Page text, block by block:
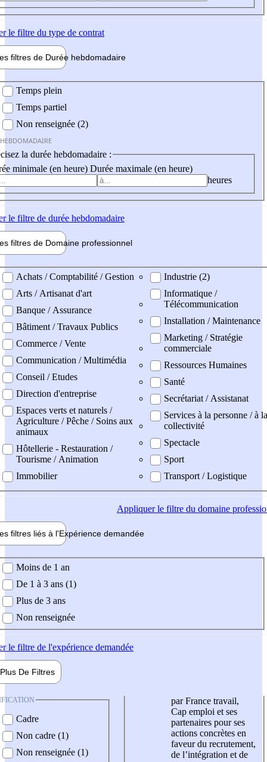
le filtre du type de contrat
filtres de Durée hebdomadaire
Temps plein
Temps partiel
Non renseignée (2)
la durée hebdomadaire :
minimale (en heure) Durée maximale (en heure)
heures
le filtre de durée hebdomadaire
filtres de Domaine professionnel
professionel
Achats / Comptabilité / Gestion
Arts / Artisanat d'art
Banque / Assurance
Bâtiment / Travaux Publics
Commerce / Vente
Communication / Multimédia
Conseil / Etudes
Direction d'entreprise
Espaces verts et naturels /
Agriculture / Pêche / Soins aux
animaux
Hôtellerie - Restauration /
Tourisme / Animation
Immobilier
Industrie (2)
Informatique /
Télécommunication
Installation / Maintenance
Marketing / Stratégie
commerciale
Ressources Humaines
Santé
Secrétariat / Assistanat
Services à la personne / à la
collectivité
Spectacle
Sport
Transport / Logistique
Appliquerle filtre du domaine
filtres liés à l'Expérience demandée
demandée
Moins de 1 an
De 1 à 3 ans (1)
Plus de 3 ans
Non renseignée
le filtre de l'expérience demandée
Plus De Filtres
Cadre
Non cadre (1)
Non renseignée (1)
par France travail,
Cap emploi et ses
partenaires pour ses
actions concrètes en
faveur du recrutement,
de l’intégration et de